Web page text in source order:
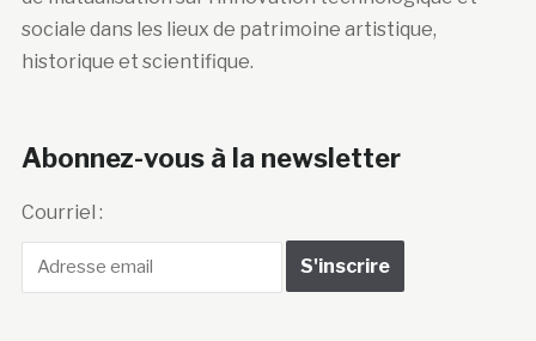
sociale dans les lieux de patrimoine artistique,
historique et scientifique.
Abonnez-vous à la newsletter
Courriel :